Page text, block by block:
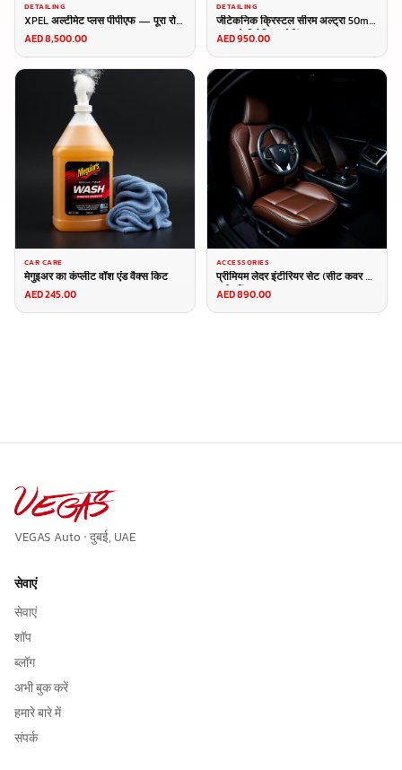
DETAILING
XPEL अल्टीमेट प्लस पीपीएफ — पूरा रोल
(1.52m × 15m)
AED 8,500.00
DETAILING
जीटेकनिक क्रिस्टल सीरम अल्ट्रा 50ml
— प्रो सिरेमिक कोटिंग
AED 950.00
CAR CARE
मेगुइअर का कंप्लीट वॉश एंड वैक्स किट
AED 245.00
ACCESSORIES
प्रीमियम लेदर इंटीरियर सेट (सीट कवर +
स्टीयरिंग कवर)
AED 890.00
VEGAS Auto · दुबई, UAE
सेवाएं
सेवाएं
शॉप
ब्लॉग
अभी बुक करें
हमारे बारे में
संपर्क